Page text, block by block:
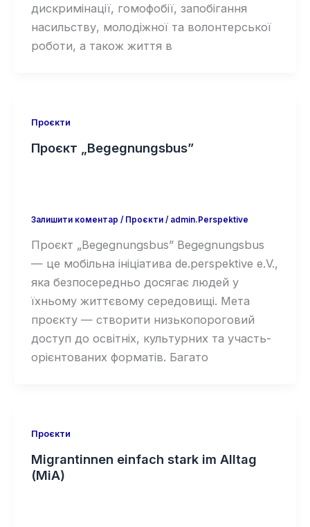
дискримінації, гомофобії, запобігання
насильству, молодіжної та волонтерської
роботи, а також життя в
Проєкти
Проєкт „Begegnungsbus”
Залишити коментар / Проєкти/ admin.Perspektive
Проєкт „Begegnungsbus” Begegnungsbus
— це мобільна ініціатива de.perspektive e.V.,
яка безпосередньо досягає людей у
їхньому життєвому середовищі. Мета
проєкту — створити низькопороговий
доступ до освітніх, культурних та участь-
орієнтованих форматів. Багато
Проєкти
Migrantinnen einfach stark im Alltag
(MiA)